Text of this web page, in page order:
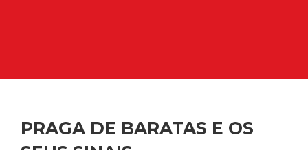
PRAGA DE BARATAS E OS